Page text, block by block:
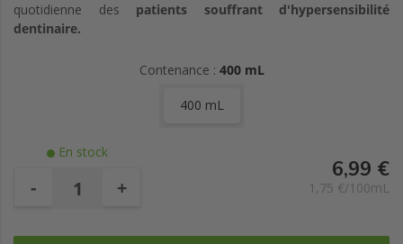
quotidienne des patients souffrant d'hypersensibilité
dentinaire.
Contenance : 400 mL
400 mL
En stock
- +
6,99 €
1,75 €/100mL